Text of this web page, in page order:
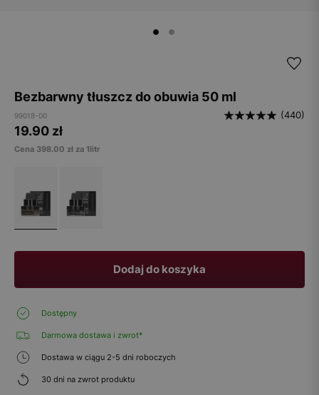
Bezbarwny tłuszcz do obuwia 50 ml
99018-00 (440)
19.90 zł
Cena 398.00 zł za 1litr
Dodaj do koszyka
Dostępny
Darmowa dostawa i zwrot*
Dostawa w ciągu 2-5 dni roboczych
30 dni na zwrot produktu